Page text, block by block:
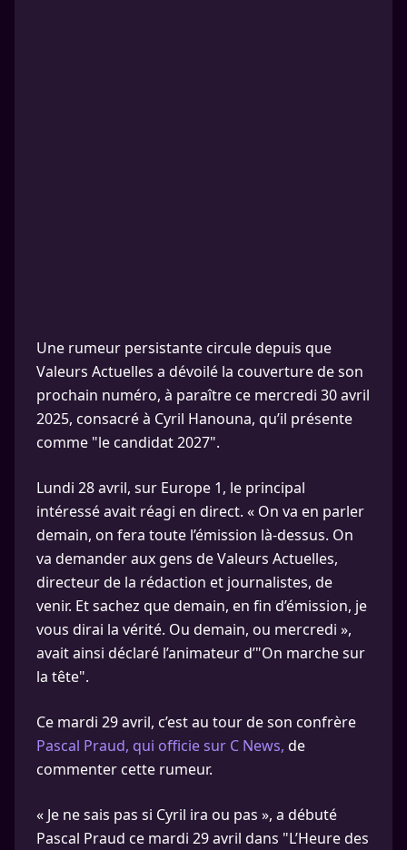
Une rumeur persistante circule depuis que
Valeurs Actuelles a dévoilé la couverture de son
prochain numéro, à paraître ce mercredi 30 avril
2025, consacré à Cyril Hanouna, qu’il présente
comme "le candidat 2027".
Lundi 28 avril, sur Europe 1, le principal
intéressé avait réagi en direct. « On va en parler
demain, on fera toute l’émission là-dessus. On
va demander aux gens de Valeurs Actuelles,
directeur de la rédaction et journalistes, de
venir. Et sachez que demain, en fin d’émission, je
vous dirai la vérité. Ou demain, ou mercredi »,
avait ainsi déclaré l’animateur d’"On marche sur
la tête".
Ce mardi 29 avril, c’est au tour de son confrère
Pascal Praud, qui officie sur C News, de
commenter cette rumeur.
« Je ne sais pas si Cyril ira ou pas », a débuté
Pascal Praud ce mardi 29 avril dans "L’Heure des